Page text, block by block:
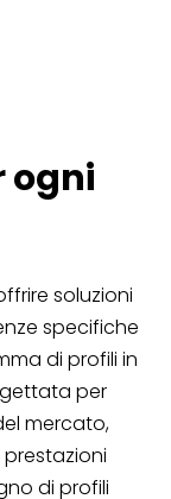
ogni
soluzioni
specifiche
di profili in
per
mercato,
di profili